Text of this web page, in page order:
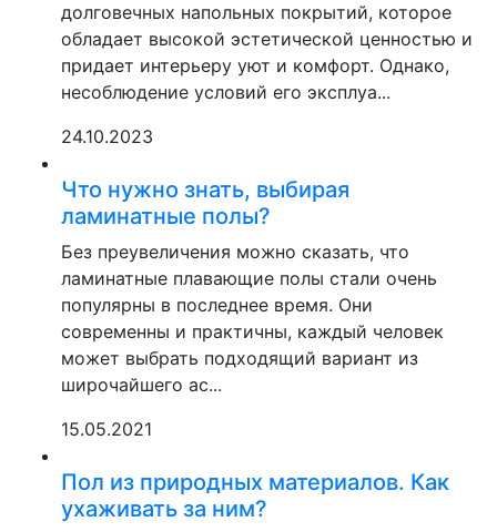
долговечных напольных покрытий, которое
обладает высокой эстетической ценностью и
придает интерьеру уют и комфорт. Однако,
несоблюдение условий его эксплуа...
24.10.2023
Что нужно знать, выбирая
ламинатные полы?
Без преувеличения можно сказать, что
ламинатные плавающие полы стали очень
популярны в последнее время. Они
современны и практичны, каждый человек
может выбрать подходящий вариант из
широчайшего ас...
15.05.2021
Пол из природных материалов. Как
ухаживать за ним?